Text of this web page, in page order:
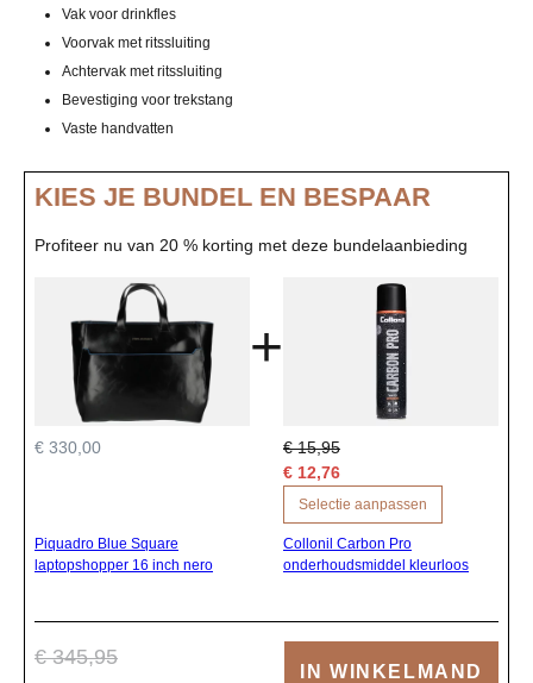
Vak voor drinkfles
Voorvak met ritssluiting
Achtervak met ritssluiting
Bevestiging voor trekstang
Vaste handvatten
KIES JE BUNDEL EN BESPAAR
Profiteer nu van 20 % korting met deze bundelaanbieding
€ 330,00
Piquadro Blue Square
laptopshopper 16 inch nero
+
€ 15,95
€ 12,76
Selectie aanpassen
Collonil Carbon Pro
onderhoudsmiddel kleurloos
€ 345,95
IN WINKELMAND